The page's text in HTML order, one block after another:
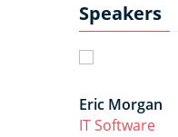
Speakers
Eric Morgan
IT Software